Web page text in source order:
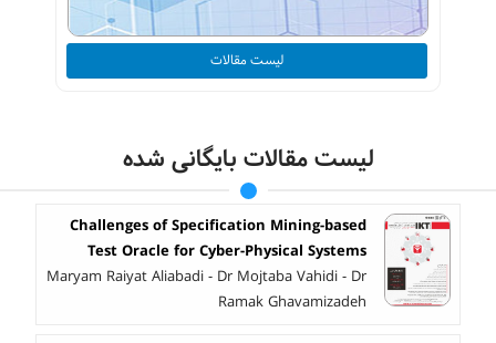
لیست مقالات
لیست مقالات بایگانی شده
Challenges of Specification Mining-based
Test Oracle for Cyber-Physical Systems
Maryam Raiyat Aliabadi - Dr Mojtaba Vahidi - Dr
Ramak Ghavamizadeh